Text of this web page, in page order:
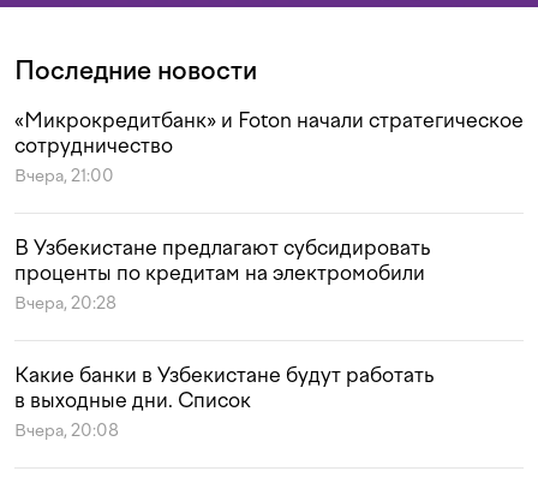
Последние новости
«Микрокредитбанк» и Foton начали стратегическое
сотрудничество
Вчера, 21:00
В Узбекистане предлагают субсидировать
проценты по кредитам на электромобили
Вчера, 20:28
Какие банки в Узбекистане будут работать
в выходные дни. Список
Вчера, 20:08